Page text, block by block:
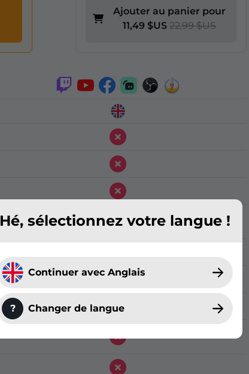
Hé, sélectionnez votre langue !
Continuer avec Anglais
? Changer de langue
Ajouter au panier pour
11,49 $US 22,99 $US